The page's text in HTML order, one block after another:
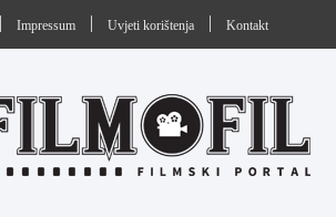
Impressum Uvjeti korištenja Kontakt